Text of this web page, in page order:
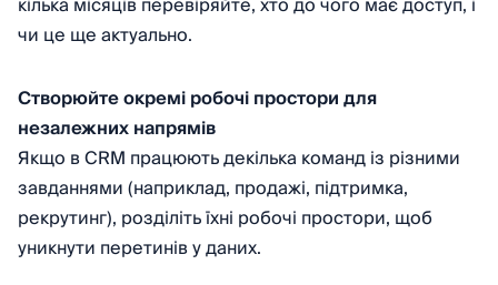
чи це ще актуально.
Створюйте окремі робочі простори для
незалежних напрямів
Якщо в CRM працюють декілька команд із різними
завданнями (наприклад, продажі, підтримка,
рекрутинг), розділіть їхні робочі простори, щоб
уникнути перетинів у даних.